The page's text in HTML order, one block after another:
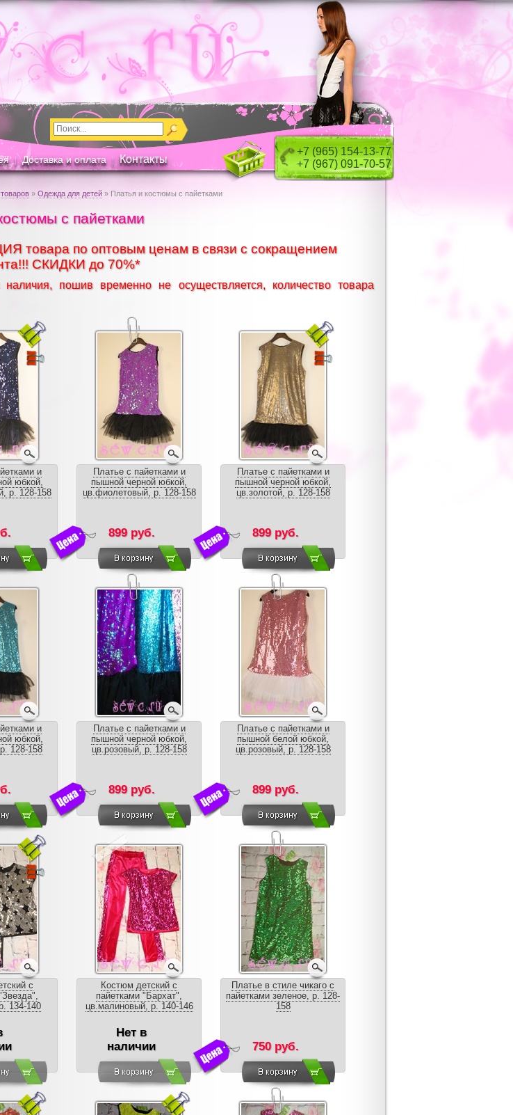
+7 (965) 154-13-77
+7 (967) 091-70-57
| Доставка и оплата | Контакты
товаров » Одежда для детей » Платья и костюмы с пайетками
с пайетками
СКИДКИ до 70%*
пошив временно не осуществляется, количество товара
и
юбкой,
р. 128-158
Платье с пайетками и
пышной черной юбкой,
цв.фиолетовый, р. 128-158
899 руб.
Платье с пайетками и
пышной черной юбкой,
цв.золотой, р. 128-158
899 руб.
и
юбкой,
128-158
Платье с пайетками и
пышной черной юбкой,
цв.розовый, р. 128-158
899 руб.
Платье с пайетками и
пышной белой юбкой,
цв.розовый, р. 128-158
899 руб.
с
134-140
Костюм детский с
пайетками "Бархат",
цв.малиновый, р. 140-146
Нет в
наличии
Платье в стиле чикаго с
пайетками зеленое, р. 128-
158
750 руб.